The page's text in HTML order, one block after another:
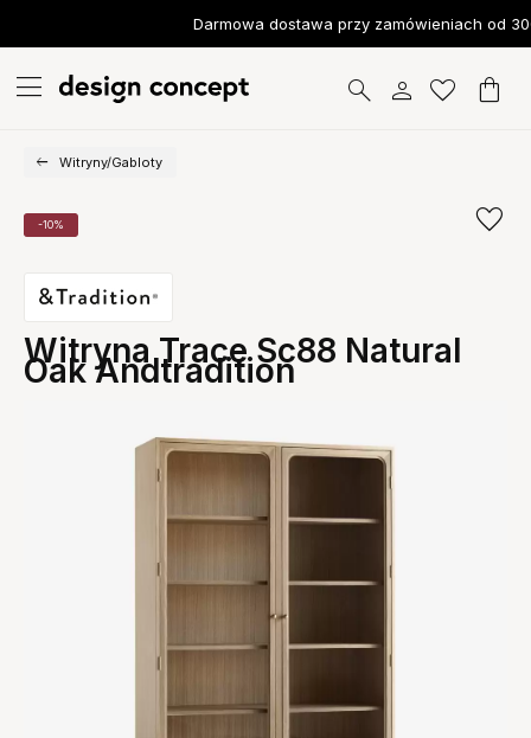
Darmowa dostawa przy zamówieniach od 300
Witryny/Gabloty
-10%
Witryna Trace Sc88 Natural
Oak Andtradition